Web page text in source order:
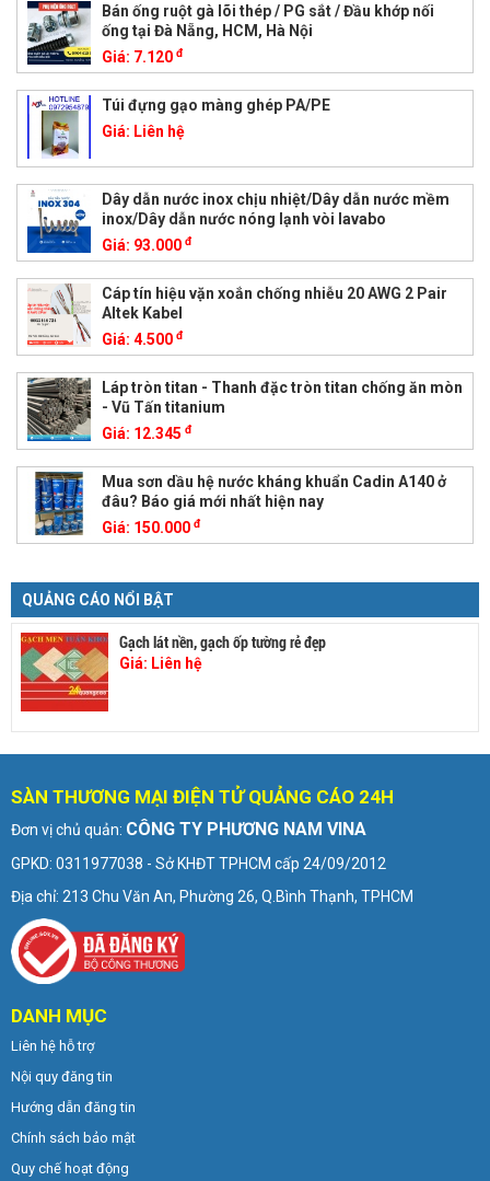
Bán ống ruột gà lõi thép / PG sắt / Đầu khớp nối
ống tại Đà Nẵng, HCM, Hà Nội
Giá: 7.120 đ
Túi đựng gạo màng ghép PA/PE
Giá: Liên hệ
Dây dẫn nước inox chịu nhiệt/Dây dẫn nước mềm
inox/Dây dẫn nước nóng lạnh vòi lavabo
Giá: 93.000 đ
Cáp tín hiệu vặn xoắn chống nhiễu 20 AWG 2 Pair
Altek Kabel
Giá: 4.500 đ
Láp tròn titan - Thanh đặc tròn titan chống ăn mòn
- Vũ Tấn titanium
Giá: 12.345 đ
Mua sơn dầu hệ nước kháng khuẩn Cadin A140 ở
đâu? Báo giá mới nhất hiện nay
Giá: 150.000 đ
QUẢNG CÁO NỔI BẬT
Gạch lát nền, gạch ốp tường rẻ đẹp
Giá: Liên hệ
SÀN THƯƠNG MẠI ĐIỆN TỬ QUẢNG CÁO 24H
Đơn vị chủ quản: CÔNG TY PHƯƠNG NAM VINA
GPKD: 0311977038 - Sở KHĐT TPHCM cấp 24/09/2012
Địa chỉ: 213 Chu Văn An, Phường 26, Q.Bình Thạnh, TPHCM
DANH MỤC
Liên hệ hỗ trợ
Nội quy đăng tin
Hướng dẫn đăng tin
Chính sách bảo mật
Quy chế hoạt động